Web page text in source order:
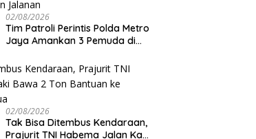
02/08/2026
Tim Patroli Perintis Polda Metro
Jaya Amankan 3 Pemuda di
Diduga Terkait Kejahatan
Jalanan
02/08/2026
Tak Bisa Ditembus Kendaraan,
Prajurit TNI Habema Jalan Kaki